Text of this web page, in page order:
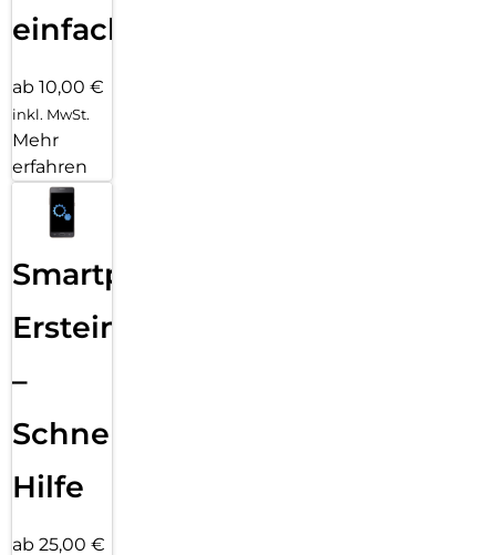
einfach
ab 10,00 €
inkl. MwSt.
Mehr
erfahren
Smartphone
Ersteinrichtung
–
Schnelle
Hilfe
ab 25,00 €